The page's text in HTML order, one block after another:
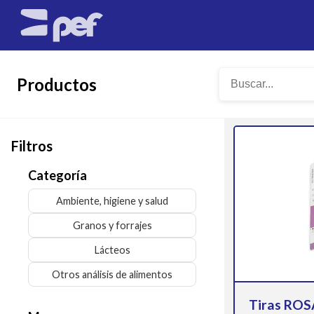
Productos
Filtros
Categoría
Ambiente, higiene y salud
Granos y forrajes
Lácteos
Otros análisis de alimentos
Tiras